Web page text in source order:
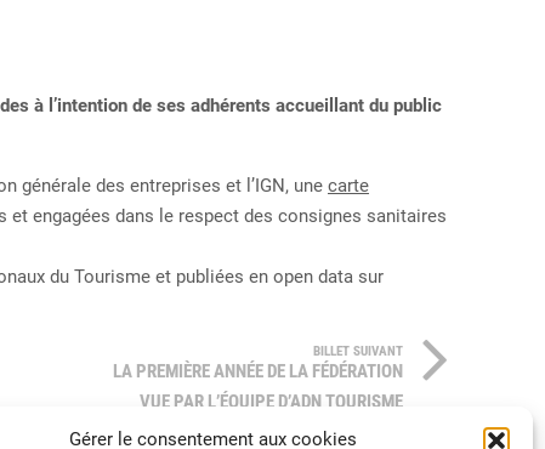
Gérer le consentement aux cookies
à l’intention de ses adhérents accueillant du public
générale des entreprises et l’IGN, une carte
engagées dans le respect des consignes sanitaires
du Tourisme et publiées en open data sur
BILLET SUIVANT
LA PREMIÈRE ANNÉE DE LA FÉDÉRATION
VUE PAR L’ÉQUIPE D’ADN TOURISME